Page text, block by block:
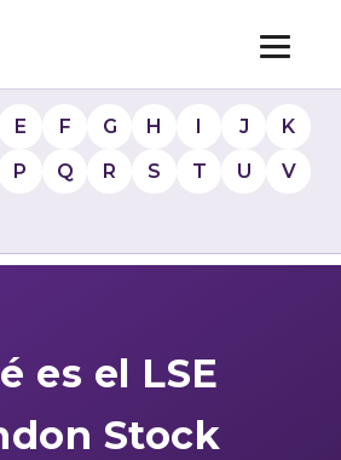
E F G H I J
K
P Q R S T U
V
es el LSE
Stock